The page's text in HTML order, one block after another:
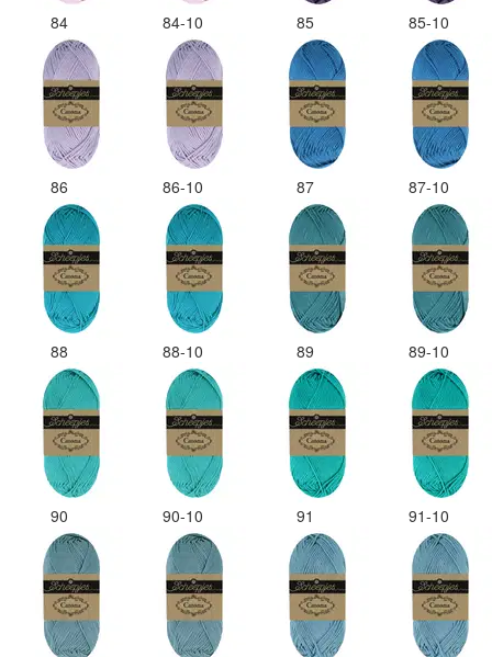
84 84-10 85 85-10
86 86-10 87 87-10
88 88-10 89 89-10
90 90-10 91 91-10